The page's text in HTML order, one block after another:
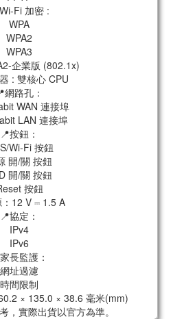
Fi 加密 :
WPA
WPA2
WPA3
企業版 (802.1x)
: 雙核心 CPU
網路孔：
WAN 連接埠
LAN 連接埠
📍按鈕：
Wi-Fi 按鈕
開/關 按鈕
開/關 按鈕
按鈕
：12 V ⎓ 1.5 A
📍協定：
IPv4
IPv6
長監護：
網址過濾
時間限制
× 135.0 × 38.6 毫米(mm)
，實際出貨以官方為準。